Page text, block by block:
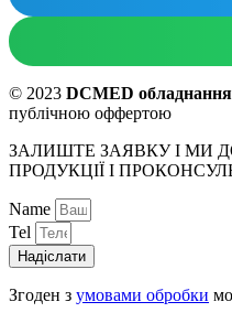
© 2023 DCMED обладнання
публічною оффертою
ЗАЛИШТЕ ЗАЯВКУ І МИ
ПРОДУКЦІЇ І
Name
Tel
Надіслати
Згоден з умовами обробки